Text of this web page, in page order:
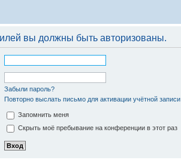
вы должны быть авторизованы.
Забыли пароль?
Повторно выслать письмо для активации учётной записи
Запомнить меня
Скрыть моё пребывание на конференции в этот раз